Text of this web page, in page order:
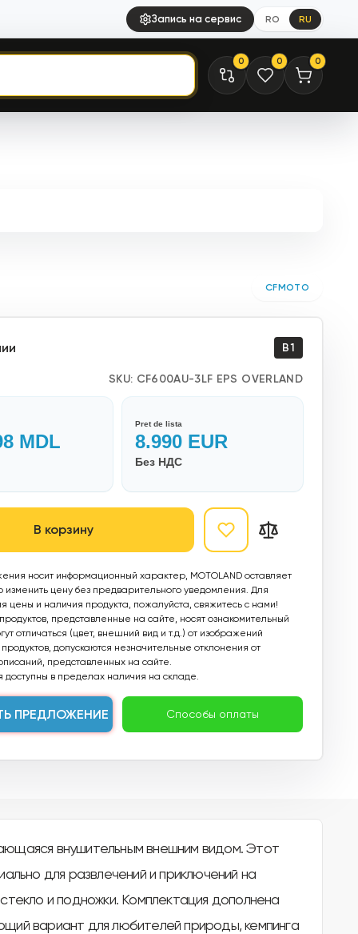
Запись на сервис RO RU
0 0 0
CFMOTO
B1
SKU: CF600AU-3LF EPS OVERLAND
MDL
Pret de lista
8.990 EUR
Без НДС
В корзину
носит информационный характер, MOTOLAND оставляет
изменить цену без предварительного уведомления. Для
цены и наличия продукта, пожалуйста, свяжитесь с нами!
представленные на сайте, носят ознакомительный
отличаться (цвет, внешний вид и т.д.) от изображений
допускаются незначительные отклонения от
представленных на сайте.
в пределах наличия на складе.
ПРЕДЛОЖЕНИЕ Способы оплаты
внушительным внешним видом. Этот
для развлечений и приключений на
и подножки. Комплектация дополнена
вариант для любителей природы, кемпинга